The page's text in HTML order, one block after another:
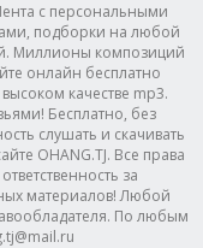
с персональными
подборки на любой
Миллионы композиций
онлайн бесплатно
качестве mp3.
Бесплатно, без
слушать и скачивать
OHANG.TJ. Все права
за
материалов! Любой
По любым